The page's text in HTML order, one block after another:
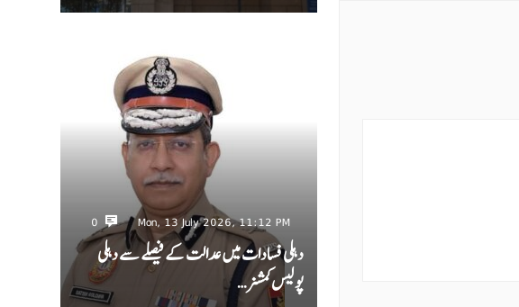
Mon, 13 July 2026, 11:12 PM
0
دہلی فسادات میں عدالت کے فیصلے سے دہلی
پولیس کمشنر…